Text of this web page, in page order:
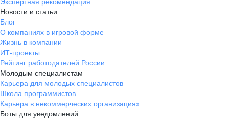
Новости и статьи
Блог
О компаниях в игровой форме
Жизнь в компании
ИТ-проекты
Рейтинг работодателей России
Молодым специалистам
Карьера для молодых специалистов
Школа программистов
Карьера в некоммерческих организациях
Боты для уведомлений